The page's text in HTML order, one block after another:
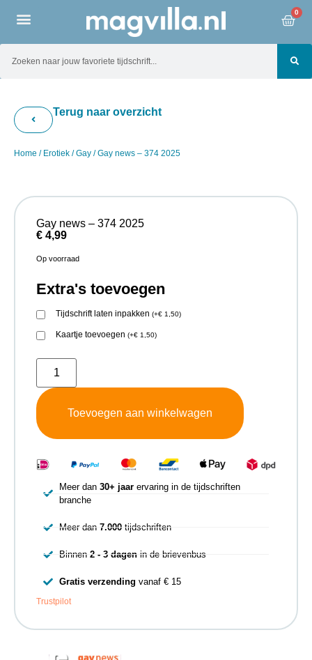
0
Terug naar overzicht
Home / Erotiek /Gay / Gay news – 374 2025
Gay news – 374 2025
€ 4,99
Op voorraad
Extra's toevoegen
Tijdschrift laten inpakken (+€ 1,50)
Kaartje toevoegen (+€ 1,50)
Toevoegen aan winkelwagen
Meer dan 30+ jaarervaring in de tijdschriften
branche
Meer dan 7.000tijdschriften
Binnen 2 - 3 dagenin de brievenbus
Gratis verzending vanaf € 15
Trustpilot